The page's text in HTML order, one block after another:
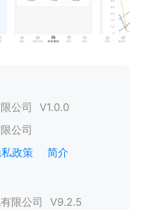
公司 V1.0.0
公司
政策 简介
限公司 V9.2.5